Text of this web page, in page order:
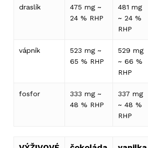
draslík
475 mg ~
24 % RHP
481 mg
~ 24 %
RHP
vápník
523 mg ~
65 % RHP
529 mg
~ 66 %
RHP
fosfor
333 mg ~
48 % RHP
337 mg
~ 48 %
RHP